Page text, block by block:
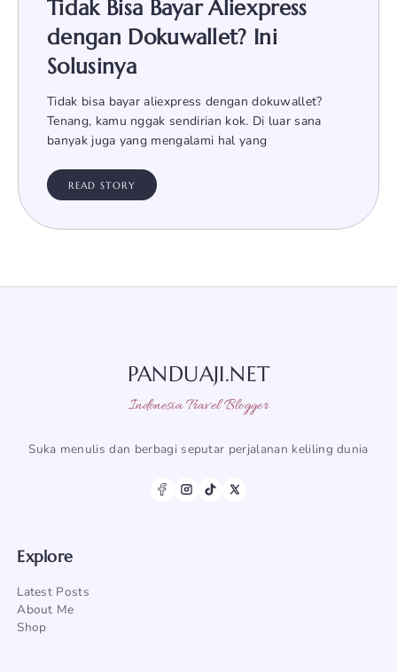
Tidak Bisa Bayar Aliexpress
dengan Dokuwallet? Ini
Solusinya
Tidak bisa bayar aliexpress dengan dokuwallet?
Tenang, kamu nggak sendirian kok. Di luar sana
banyak juga yang mengalami hal yang
READ STORY
PANDUAJI.NET
Indonesia Travel Blogger
Suka menulis dan berbagi seputar perjalanan keliling dunia
Explore
Latest Posts
About Me
Shop